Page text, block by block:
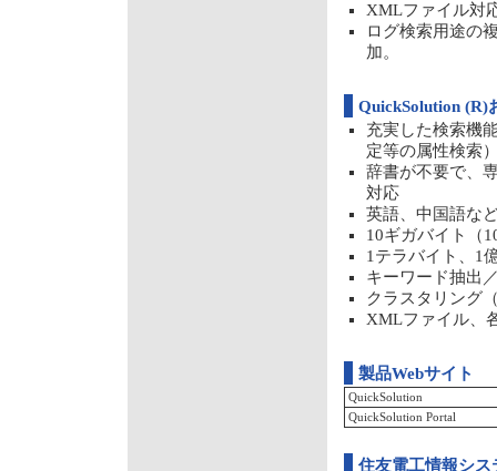
XMLファイル対
ログ検索用途の
加。
QuickSolution (R)
充実した検索機
定等の属性検索
辞書が不要で、
対応
英語、中国語な
10ギガバイト（
1テラバイト、1
キーワード抽出
クラスタリング
XMLファイル、
製品Webサイト
QuickSolution
QuickSolution Portal
住友電工情報シ